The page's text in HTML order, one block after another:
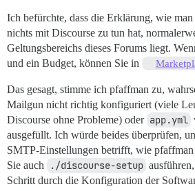
Ich befürchte, dass die Erklärung, wie
nichts mit Discourse zu tun hat,
Geltungsbereichs dieses Forums liegt.
und ein Budget, können Sie in
Das gesagt, stimme ich pfaffman zu,
Mailgun nicht richtig konfiguriert (viele
Discourse ohne Probleme) oder app.yml
ausgefüllt. Ich würde beides überprüfen,
SMTP-Einstellungen betrifft, wie pfaffman
Sie auch
./discourse-setup
Schritt durch die Konfiguration der